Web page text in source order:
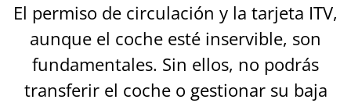
El permiso de circulación y la tarjeta ITV,
aunque el coche esté inservible, son
fundamentales. Sin ellos, no podrás
transferir el coche o gestionar su baja